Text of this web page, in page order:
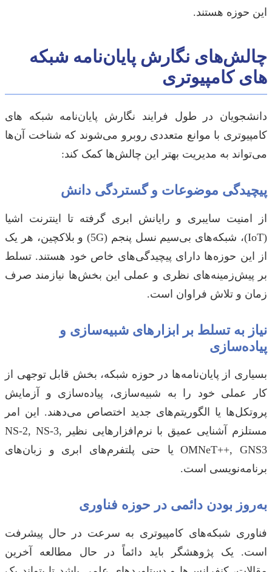
این حوزه هستند.
چالش‌های نگارش پایان‌نامه شبکه
های کامپیوتری
دانشجویان در طول فرایند نگارش پایان‌نامه شبکه های
کامپیوتری با موانع متعددی روبرو می‌شوند که شناخت آن‌ها
می‌تواند به مدیریت بهتر این چالش‌ها کمک کند:
پیچیدگی موضوعات و گستردگی دانش
از امنیت سایبری و رایانش ابری گرفته تا اینترنت اشیا
(IoT)، شبکه‌های بی‌سیم نسل پنجم (5G) و بلاکچین، هر یک
از این حوزه‌ها دارای پیچیدگی‌های خاص خود هستند. تسلط
بر پیش‌زمینه‌های نظری و عملی این بخش‌ها نیازمند صرف
زمان و تلاش فراوان است.
نیاز به تسلط بر ابزارهای شبیه‌سازی و
پیاده‌سازی
بسیاری از پایان‌نامه‌ها در حوزه شبکه، بخش قابل توجهی از
کار عملی خود را به شبیه‌سازی، پیاده‌سازی و آزمایش
پروتکل‌ها یا الگوریتم‌های جدید اختصاص می‌دهند. این امر
مستلزم آشنایی عمیق با نرم‌افزارهایی نظیر NS-2, NS-3,
OMNeT++, GNS3 یا حتی پلتفرم‌های ابری و زبان‌های
برنامه‌نویسی است.
به‌روز بودن دائمی در حوزه فناوری
فناوری شبکه‌های کامپیوتری به سرعت در حال پیشرفت
است. یک پژوهشگر باید دائماً در حال مطالعه آخرین